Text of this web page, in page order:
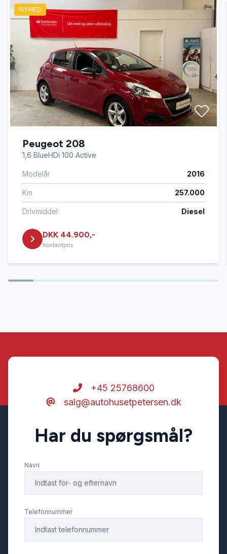
Automatisk lys
automatisk nedblændeligt bakspejl
bagagerumsdækken
dellæder (kunstlæder)
digitalt cockpit
el-klapbare sidespejle
ESP
fjernbetjent centrallås
ISOFIX
kørecomputer
LED baglygter
multifunktionsrat
NYHED
Peugeot 208
1,6 BlueHDi 100 Active
Modelår 2016
Km 257.000
Drivmiddel Diesel
DKK 44.900,-
Kontantpris
+45 25768600
salg@autohusetpetersen.dk
Har du spørgsmål?
Navn
Telefonnummer